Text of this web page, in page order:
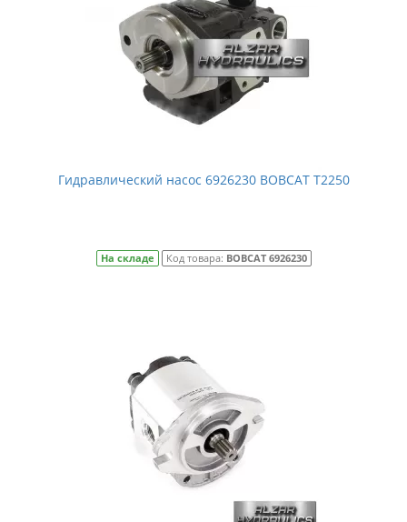
Гидравлический насос 6926230 BOBCAT T2250
На складе Код товара: BOBCAT 6926230